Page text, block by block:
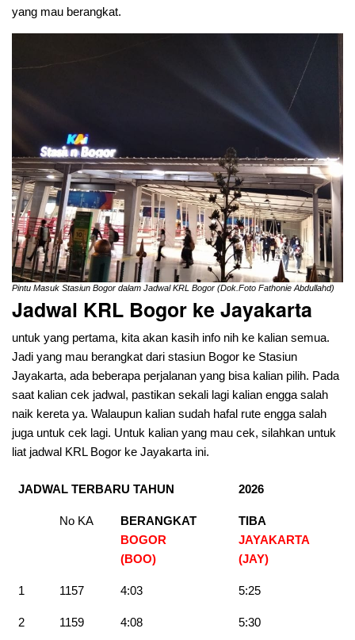
yang mau berangkat.
Pintu Masuk Stasiun Bogor dalam Jadwal KRL Bogor (Dok.Foto Fathonie Abdullahd)
Jadwal KRL Bogor ke Jayakarta
untuk yang pertama, kita akan kasih info nih ke kalian semua.
Jadi yang mau berangkat dari stasiun Bogor ke Stasiun
Jayakarta, ada beberapa perjalanan yang bisa kalian pilih. Pada
saat kalian cek jadwal, pastikan sekali lagi kalian engga salah
naik kereta ya. Walaupun kalian sudah hafal rute engga salah
juga untuk cek lagi. Untuk kalian yang mau cek, silahkan untuk
liat jadwal KRL Bogor ke Jayakarta ini.
JADWAL TERBARU TAHUN 2026
No KA
BERANGKAT
BOGOR
(BOO)
TIBA
JAYAKARTA
(JAY)
1 1157 4:03 5:25
2 1159 4:08 5:30